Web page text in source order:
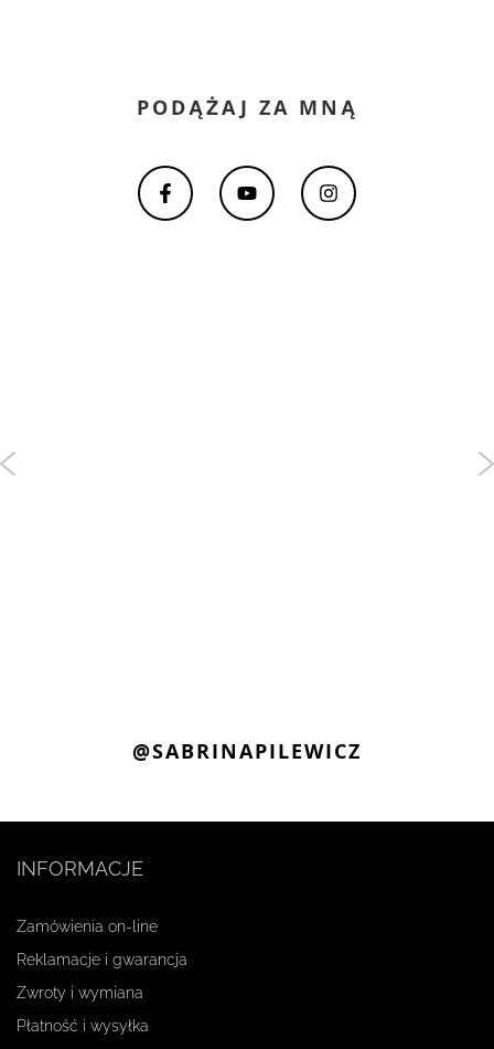
PODĄŻAJ ZA MNĄ
@SABRINAPILEWICZ
INFORMACJE
Zamówienia on-line
Reklamacje i gwarancja
Zwroty i wymiana
Płatność i wysyłka